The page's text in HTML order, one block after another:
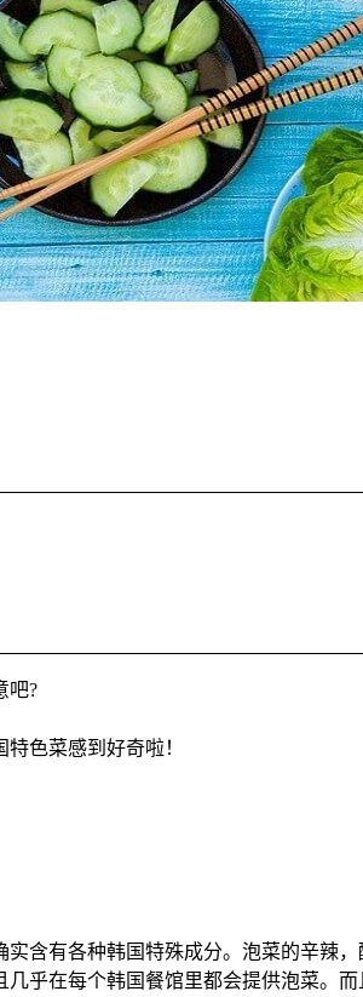
吧?
色菜感到好奇啦！
含有各种韩国特殊成分。泡菜的辛辣，
乎在每个韩国餐馆里都会提供泡菜。